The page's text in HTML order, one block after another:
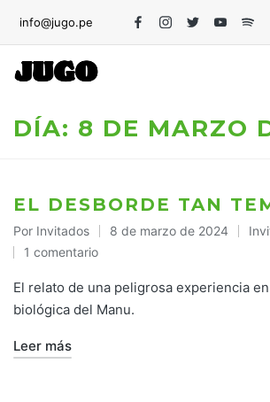
info@jugo.pe
FacebookInstagram
TwitterYoutube
DÍA: 8 DE MARZO
EL DESBORDE TAN
Publicado
por
Por Invitados 8 de marzo de 2024
1 comentario
El relato de una peligrosa experiencia
biológica del Manu.
Leer más